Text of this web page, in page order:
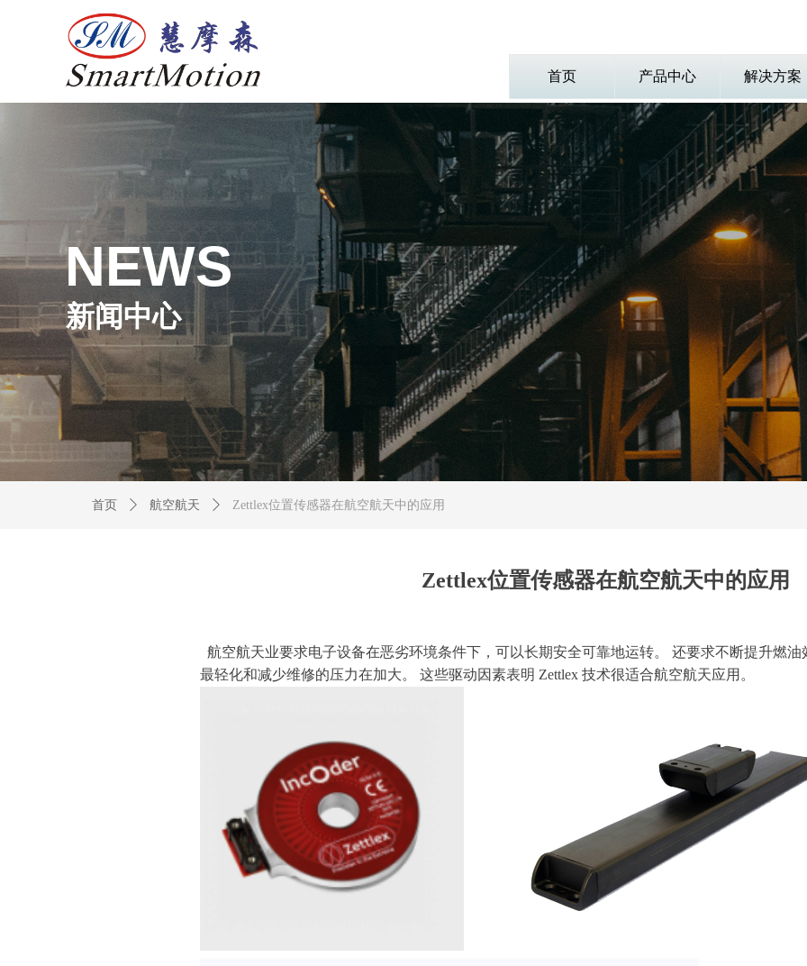
首页 产品中心 解决方案
Zettlex位置传感器在航空航天中的应用
航空航天业要求电子设备在恶劣环境条件下，可以长期安全可靠地运转。
还要求不断提升燃油
最轻化和减少维修的压力在加大。
这些驱动因素表明 Zettlex 技术很适合航空航天应用。
NEWS
新闻中心
首页 ꄲ 航空航天 ꄲ Zettlex位置传感器在航空航天中的应用